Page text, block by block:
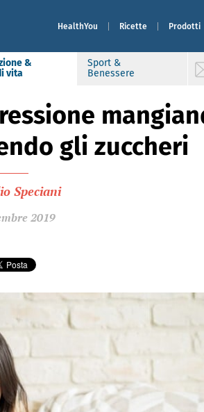
HealthYou Ricette Prodotti
&
vita
Sport &
Benessere
gli zuccheri
Speciani
2019